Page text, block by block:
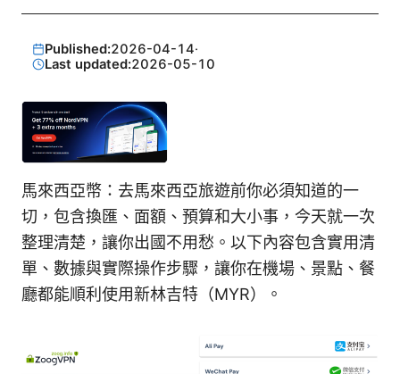
Published:2026-04-14·
Last updated:2026-05-10
馬來西亞幣：去馬來西亞旅遊前你必須知道的一
切，包含換匯、面額、預算和大小事，今天就一次
整理清楚，讓你出國不用愁。以下內容包含實用清
單、數據與實際操作步驟，讓你在機場、景點、餐
廳都能順利使用新林吉特（MYR）。